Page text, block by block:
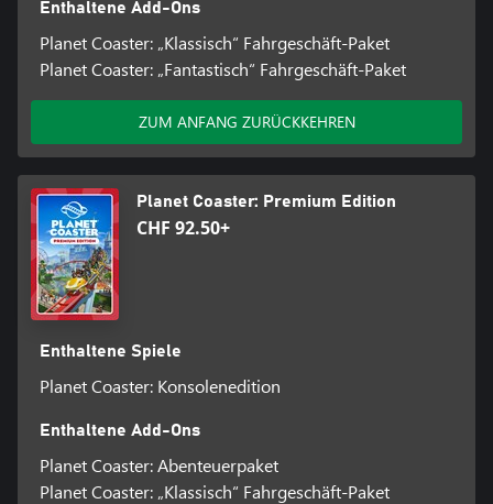
Enthaltene Add-Ons
Planet Coaster: „Klassisch“ Fahrgeschäft-Paket
Planet Coaster: „Fantastisch“ Fahrgeschäft-Paket
ZUM ANFANG ZURÜCKKEHREN
Planet Coaster: Premium Edition
CHF 92.50+
Enthaltene Spiele
Planet Coaster: Konsolenedition
Enthaltene Add-Ons
Planet Coaster: Abenteuerpaket
Planet Coaster: „Klassisch“ Fahrgeschäft-Paket